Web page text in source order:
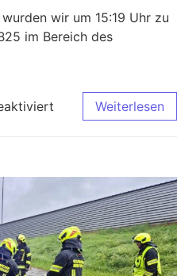
wir um 15:19 Uhr zu
im Bereich des
Weiterlesen